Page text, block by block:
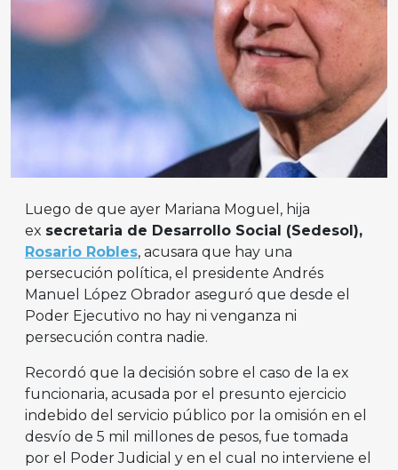
Luego de que ayer Mariana Moguel, hija
ex secretaria de Desarrollo Social (Sedesol),
Rosario Robles, acusara que hay una
persecución política, el presidente Andrés
Manuel López Obrador aseguró que desde el
Poder Ejecutivo no hay ni venganza ni
persecución contra nadie.
Recordó que la decisión sobre el caso de la ex
funcionaria, acusada por el presunto ejercicio
indebido del servicio público por la omisión en el
desvío de 5 mil millones de pesos, fue tomada
por el Poder Judicial y en el cual no interviene el